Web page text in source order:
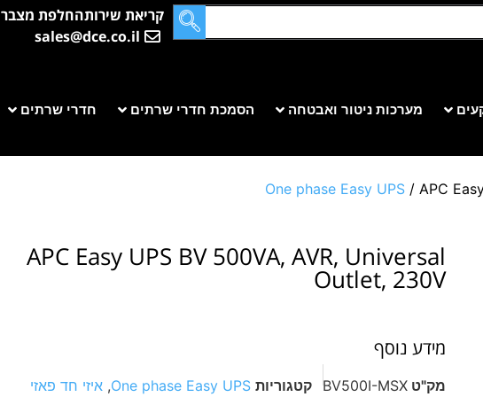
קריאת שירותהחלפת מצבר
sales@dce.co.il
מערכות ניטור ואבטחה הסמכת חדרי שרתים חדרי שרתים
One phase Easy UPS / APC
APC Easy UPS BV 500VA, AVR, Universal
Outlet, 230V
מידע נוסף
מק"ט BV500I-MSX קטגוריות One phase Easy UPS
, איזי חד פאזי